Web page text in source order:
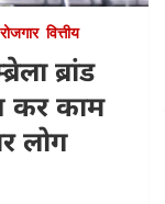
रोजगार वित्तीय
ब्रांड
कर काम
लोग